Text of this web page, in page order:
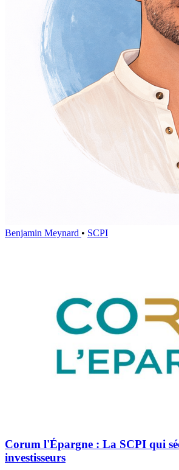
Benjamin Meynard • SCPI
Corum l'Épargne : La SCPI qui
investisseurs